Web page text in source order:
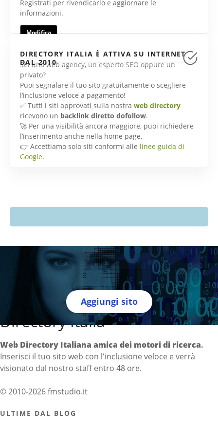
Registrati per rivendicarlo e aggiornare le
informazioni.
Modifica
DIRECTORY ITALIA È ATTIVA SU INTERNET
DAL 2010
Sei una web agency, un esperto SEO oppure un
privato?
Puoi segnalare il tuo sito gratuitamente o scegliere
l’inclusione veloce a pagamento!
✅ Tutti i siti approvati sulla nostra web directory
ricevono un backlink diretto dofollow.
🚀 Per una visibilità ancora maggiore, puoi richiedere
l’inserimento anche nella home page.
👉 Accettiamo solo siti conformi alle linee guida di
Google.
Aggiungi sito
Directory Italia
Web Directory Italiana amica dei motori di ricerca.
Inserisci il tuo sito web con l'inclusione veloce e verrà
visionato dal nostro staff entro 48 ore.
© 2010-2026 fmstudio.it
ULTIME DAL BLOG